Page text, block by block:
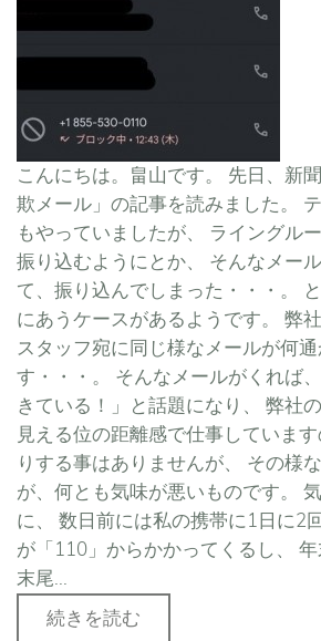
こんにちは。畠山です。 先日、新
欺メール」の記事を読みました。
もやっていましたが、 ライングル
振り込むようにとか、 そんなメー
て、振り込んでしまった・・・。
にあうケースがあるようです。 弊
スタッフ宛に同じ様なメールが何
す・・・。 そんなメールがくれば
きている！」と話題になり、 弊社
見える位の距離感で仕事していま
りする事はありませんが、 その様
が、何とも気味が悪いものです。
に、 数日前には私の携帯に1日に2
が「110」からかかってくるし、
末尾...
続きを読む